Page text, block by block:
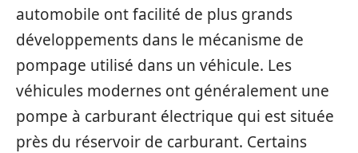
automobile ont facilité de plus grands
développements dans le mécanisme de
pompage utilisé dans un véhicule. Les
véhicules modernes ont généralement une
pompe à carburant électrique qui est située
près du réservoir de carburant. Certains